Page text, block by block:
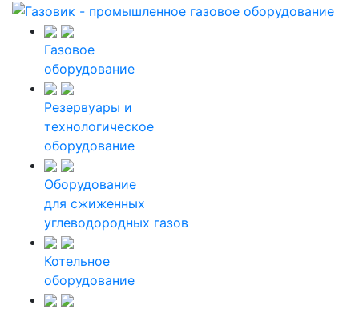
Газовое
оборудование
Резервуары и
технологическое
оборудование
Оборудование
для сжиженных
углеводородных газов
Котельное
оборудование